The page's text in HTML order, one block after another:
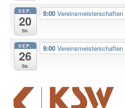
SEP.
20
So.
9:00
SEP.
26
Sa.
9:00